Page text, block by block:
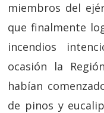
miembros del
que finalmente
incendios
ocasión la
habían
de pinos y